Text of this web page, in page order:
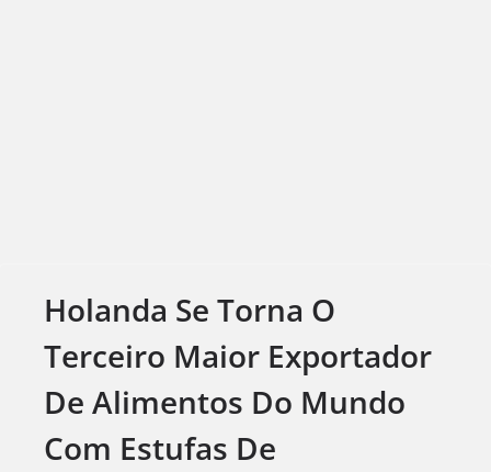
Holanda Se Torna O
Terceiro Maior Exportador
De Alimentos Do Mundo
Com Estufas De